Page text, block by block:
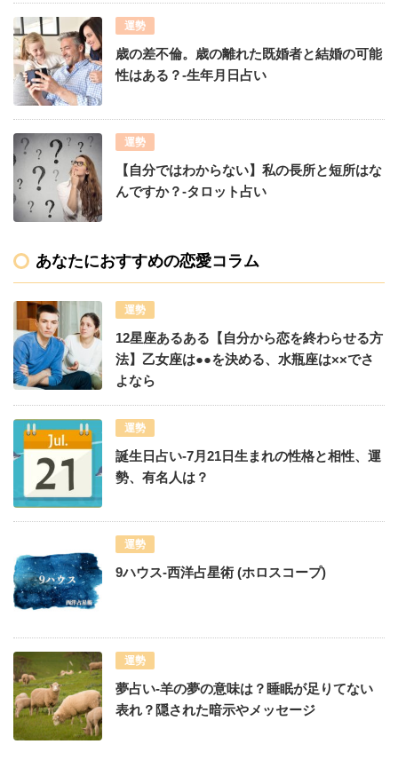
運勢
歳の差不倫。歳の離れた既婚者と結婚の可能
性はある？-生年月日占い
運勢
【自分ではわからない】私の長所と短所はな
んですか？-タロット占い
あなたにおすすめの恋愛コラム
運勢
12星座あるある【自分から恋を終わらせる方
法】乙女座は●●を決める、水瓶座は××でさ
よなら
運勢
誕生日占い-7月21日生まれの性格と相性、運
勢、有名人は？
運勢
9ハウス-西洋占星術 (ホロスコープ)
運勢
夢占い-羊の夢の意味は？睡眠が足りてない
表れ？隠された暗示やメッセージ